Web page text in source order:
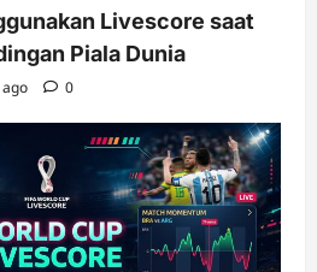
Livescore saat
Piala Dunia
0